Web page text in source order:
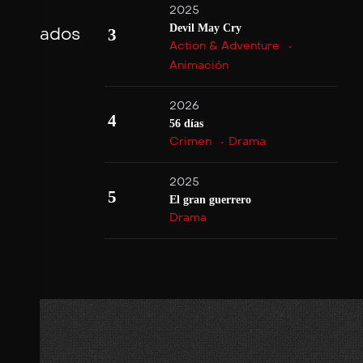
3
2025
Devil May Cry
Action & Adventure
Animación
4
2026
56 días
Crimen Drama
5
2025
El gran guerrero
Drama